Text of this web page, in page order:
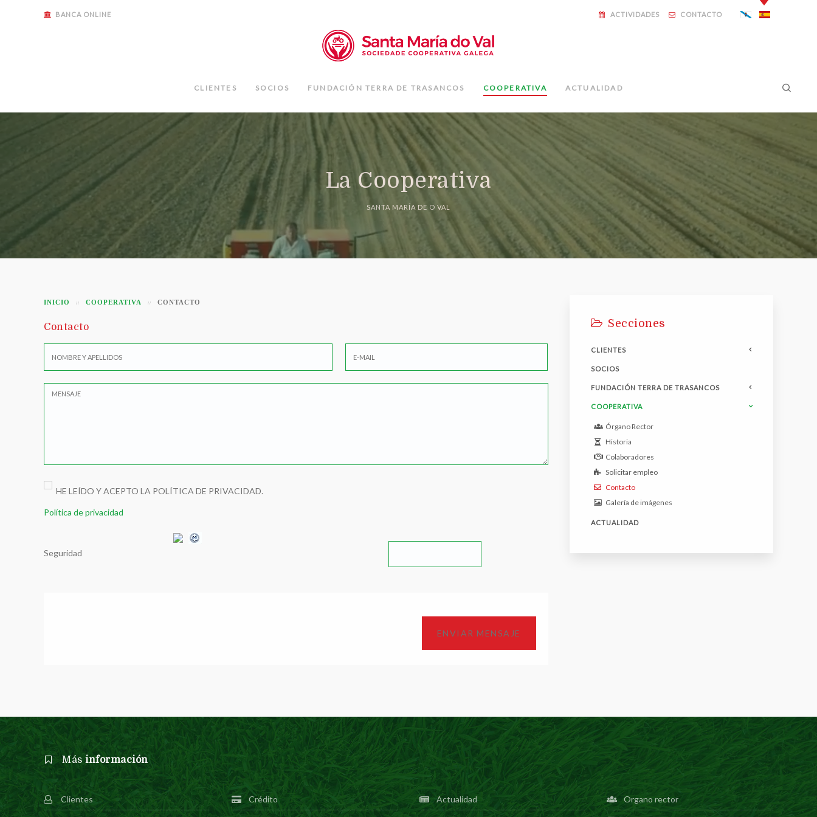
BANCA ONLINE ACTIVIDADES CONTACTO
CLIENTES SOCIOS FUNDACIÓN TERRA DE TRASANCOS COOPERATIVA ACTUALIDAD
La Cooperativa
SANTA MARÍA DE O VAL
INICIO COOPERATIVA CONTACTO
Contacto
HE LEÍDO Y ACEPTO LA POLÍTICA DE PRIVACIDAD.
Política de privacidad
Seguridad
Secciones
CLIENTES
SOCIOS
FUNDACIÓN TERRA DE TRASANCOS
COOPERATIVA
Órgano Rector
Historia
Colaboradores
Solicitar empleo
Contacto
Galería de imágenes
ACTUALIDAD
Más información
Clientes Crédito Actualidad Organo rector